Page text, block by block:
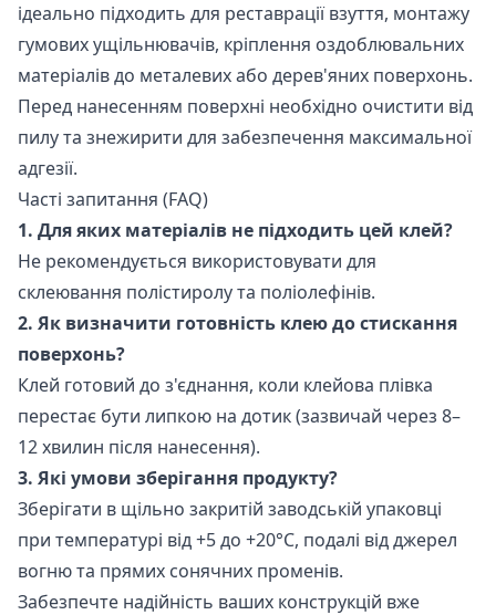
ідеально підходить для реставрації взуття, монтажу
гумових ущільнювачів, кріплення оздоблювальних
матеріалів до металевих або дерев'яних поверхонь.
Перед нанесенням поверхні необхідно очистити від
пилу та знежирити для забезпечення максимальної
адгезії.
Часті запитання (FAQ)
1. Для яких матеріалів не підходить цей клей?
Не рекомендується використовувати для
склеювання полістиролу та поліолефінів.
2. Як визначити готовність клею до стискання
поверхонь?
Клей готовий до з'єднання, коли клейова плівка
перестає бути липкою на дотик (зазвичай через 8–
12 хвилин після нанесення).
3. Які умови зберігання продукту?
Зберігати в щільно закритій заводській упаковці
при температурі від +5 до +20°C, подалі від джерел
вогню та прямих сонячних променів.
Забезпечте надійність ваших конструкцій вже